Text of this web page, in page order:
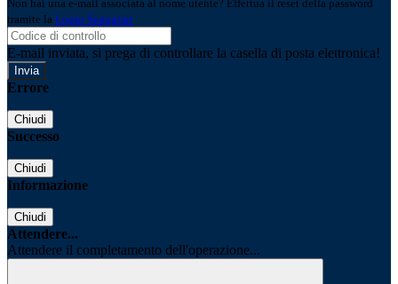
Non hai una e-mail associata al nome utente? Effettua il reset della password
tramite la Login Spaggiari
E-mail inviata, si prega di controllare la casella di posta elettronica!
Errore
Chiudi
Successo
Chiudi
Informazione
Chiudi
Attendere...
Attendere il completamento dell'operazione...